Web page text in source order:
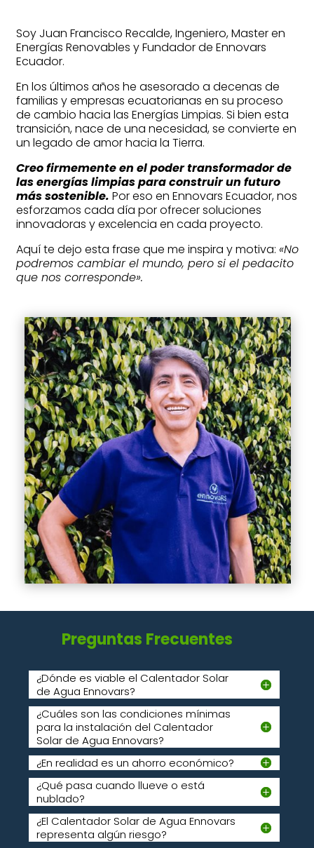
Soy Juan Francisco Recalde, Ingeniero, Master en
Energías Renovables y Fundador de Ennovars
Ecuador.
En los últimos años he asesorado a decenas de
familias y empresas ecuatorianas en su proceso
de cambio hacia las Energías Limpias. Si bien esta
transición, nace de una necesidad, se convierte en
un legado de amor hacia la Tierra.
Creo firmemente en el poder transformador de
las energías limpias para construir un futuro
más sostenible. Por eso en Ennovars Ecuador, nos
esforzamos cada día por ofrecer soluciones
innovadoras y excelencia en cada proyecto.
Aquí te dejo esta frase que me inspira y motiva: «No
podremos cambiar el mundo, pero si el pedacito
que nos corresponde».
Preguntas Frecuentes
¿Dónde es viable el Calentador Solar
de Agua Ennovars?
¿Cuáles son las condiciones mínimas
para la instalación del Calentador
Solar de Agua Ennovars?
¿En realidad es un ahorro económico?
¿Qué pasa cuando llueve o está
nublado?
¿El Calentador Solar de Agua Ennovars
representa algún riesgo?